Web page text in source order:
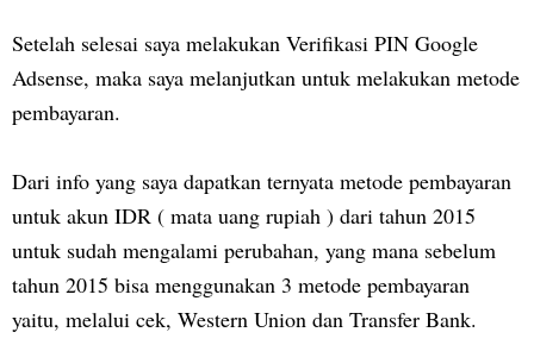
Setelah selesai saya melakukan Verifikasi PIN Google
Adsense, maka saya melanjutkan untuk melakukan metode
pembayaran.
Dari info yang saya dapatkan ternyata metode pembayaran
untuk akun IDR ( mata uang rupiah ) dari tahun 2015
untuk sudah mengalami perubahan, yang mana sebelum
tahun 2015 bisa menggunakan 3 metode pembayaran
yaitu, melalui cek, Western Union dan Transfer Bank.